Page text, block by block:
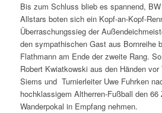
Bis zum Schluss blieb es spannend,
Allstars boten sich ein Kopf-an-Kopf-
Überraschungssieg der
den sympathischen Gast aus Bornreihe
Flathmann am Ende der zweite Rang.
Robert Kwiatkowski aus den Händen vor
Siems und Turnierleiter Uwe Fuhrken
hochklassigem Altherren-Fußball den 66
Wanderpokal in Empfang nehmen.